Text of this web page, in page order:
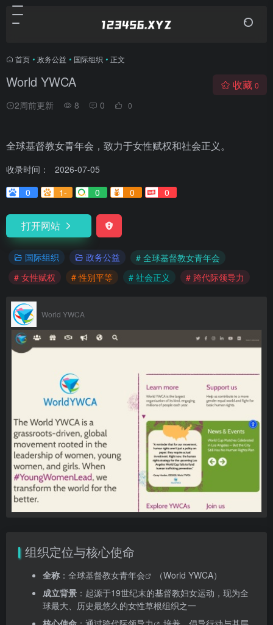
首页 • 政务公益 • 国际组织 • 正文
World YWCA
2周前更新 8 0 0
收藏 0
全球基督教女青年会，致力于女性赋权和社会正义。
收录时间：
2026-07-05
0
1- 0 0 0
打开网站
国际组织 政务公益
# 全球基督教女青年会
# 女性赋权
# 性别平等 # 社会正义 # 跨代际领导力
World YWCA
组织定位与核心使命
全称 ： 全球基督教女青年会
（World YWCA）
成立背景 ：起源于19世纪末的基督教妇女运动，现为全
球最大、历史最悠久的女性草根组织之一